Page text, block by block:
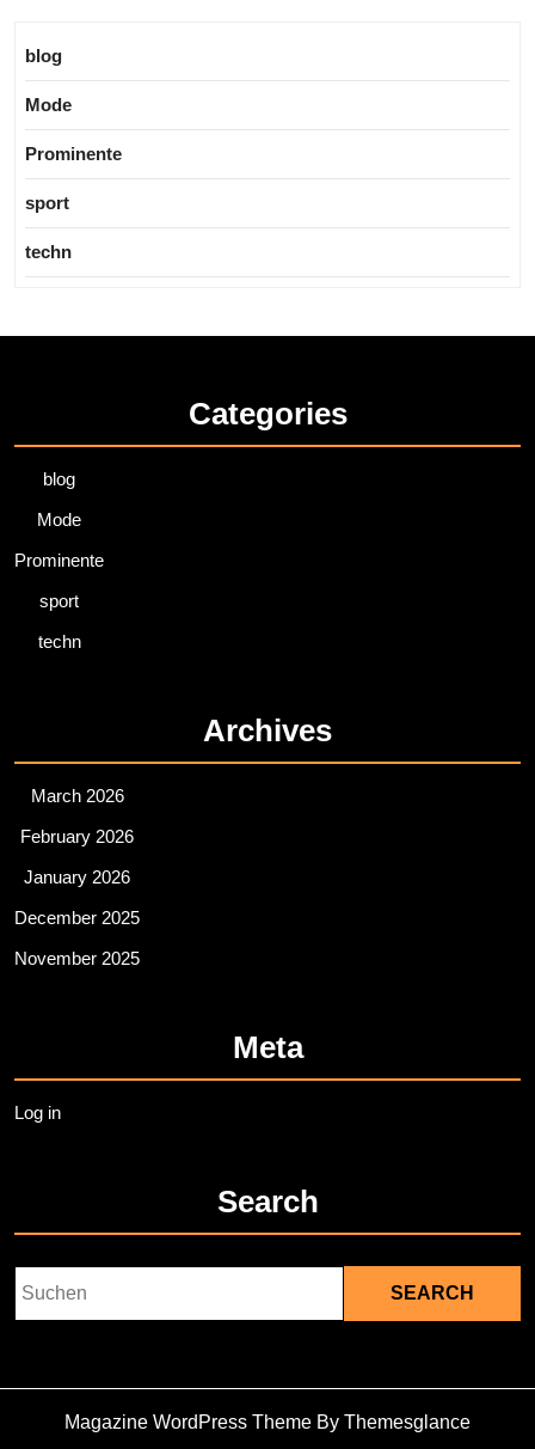
blog
Mode
Prominente
sport
techn
Categories
blog
Mode
Prominente
sport
techn
Archives
March 2026
February 2026
January 2026
December 2025
November 2025
Meta
Log in
Search
Magazine WordPress Theme By Themesglance